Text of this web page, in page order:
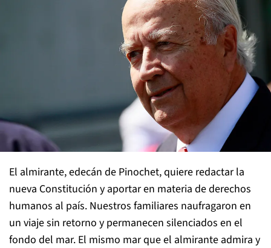
El almirante, edecán de Pinochet, quiere redactar la
nueva Constitución y aportar en materia de derechos
humanos al país. Nuestros familiares naufragaron en
un viaje sin retorno y permanecen silenciados en el
fondo del mar. El mismo mar que el almirante admira y